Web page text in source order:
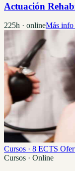
Actuación
225h · onlineMás
Cursos · 8 ECTS
Cursos · Online